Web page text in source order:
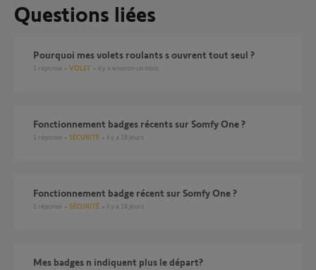
Questions liées
pourquoi mes volets roulants s ouvrent tout seul ?
1 réponse VOLET il y a environ un mois
Fonctionnement badges récents sur Somfy One ?
1 réponse SÉCURITÉ il y a 18 jours
Fonctionnement badge récent sur Somfy One ?
1 réponse SÉCURITÉ il y a 18 jours
Mes badges n indiquent plus le départ?